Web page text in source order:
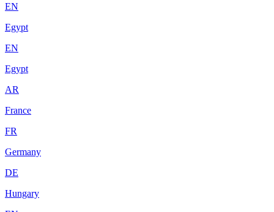
EN
Egypt
EN
Egypt
AR
France
FR
Germany
DE
Hungary